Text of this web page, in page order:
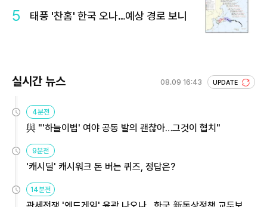
5 태풍 '찬홈' 한국 오나…예상 경로 보니
실시간 뉴스 08.09 16:43 UPDATE
4분전
與 "'하늘이법' 여야 공동 발의 괜찮아…그것이 협치"
9분전
'캐시딜' 캐시워크 돈 버는 퀴즈, 정답은?
14분전